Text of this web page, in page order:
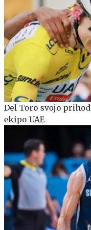
Del Toro svojo
ekipo UAE